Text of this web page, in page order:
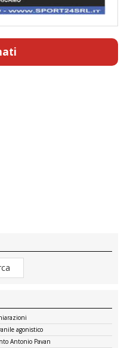
agonistico
Antonio Pavan